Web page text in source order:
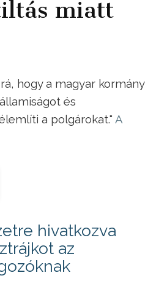
miatt
hogy a magyar kormány
és
a polgárokat." A
hivatkozva
az